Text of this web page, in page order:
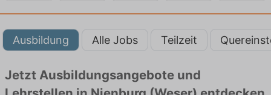
Ausbildung Alle Jobs Teilzeit
Jetzt Ausbildungsangebote und